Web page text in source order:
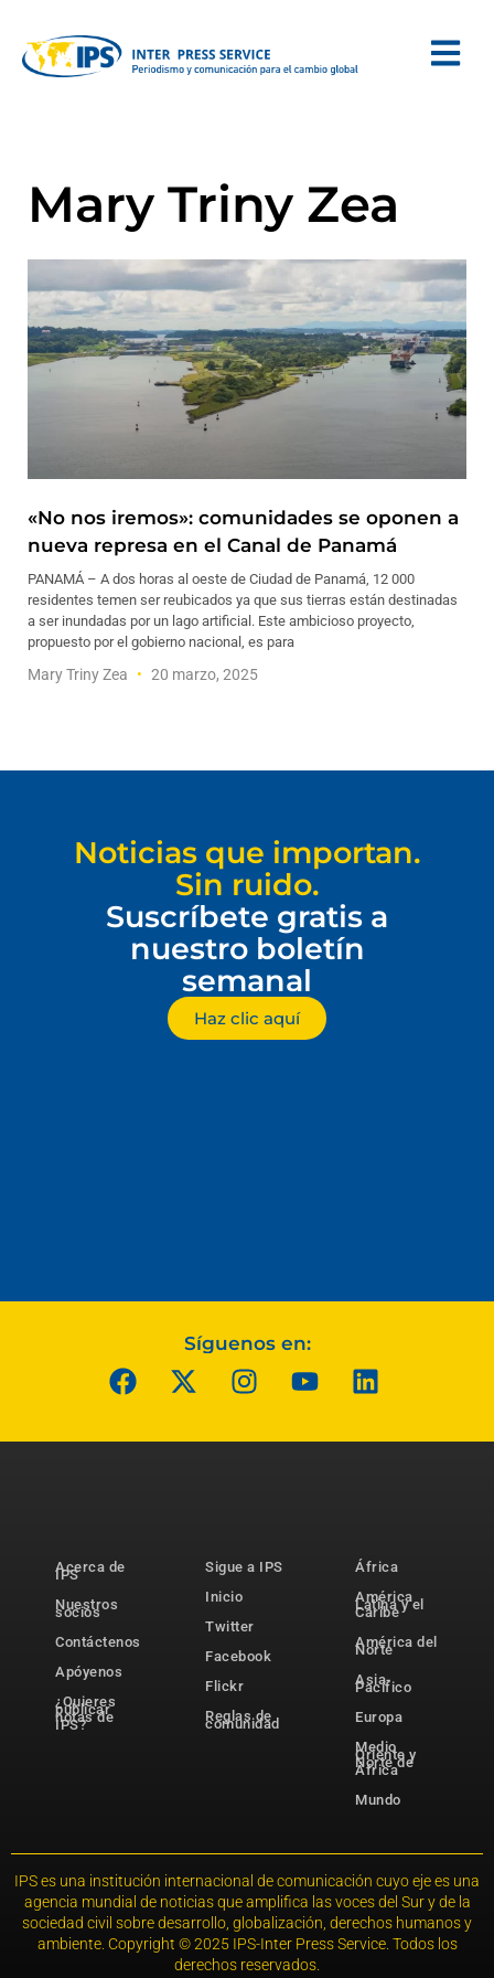
Mary Triny Zea
«No nos iremos»: comunidades se oponen a
nueva represa en el Canal de Panamá
PANAMÁ – A dos horas al oeste de Ciudad de Panamá, 12 000
residentes temen ser reubicados ya que sus tierras están destinadas
a ser inundadas por un lago artificial. Este ambicioso proyecto,
propuesto por el gobierno nacional, es para
Mary Triny Zea 20 marzo, 2025
Noticias que importan.
Sin ruido.
Suscríbete gratis a
nuestro boletín
semanal
Haz clic aquí
Síguenos en:
Acerca de
IPS
Nuestros
socios
Contáctenos
Apóyenos
¿Quieres
publicar
notas de
IPS?
Sigue a IPS
Inicio
Twitter
Facebook
Flickr
Reglas de
comunidad
África
América
Latina y el
Caribe
América del
Norte
Asia-
Pacífico
Europa
Medio
Oriente y
Norte de
África
Mundo
IPS es una institución internacional de comunicación cuyo eje es una
agencia mundial de noticias que amplifica las voces del Sur y de la
sociedad civil sobre desarrollo, globalización, derechos humanos y
ambiente. Copyright © 2025 IPS-Inter Press Service. Todos los
derechos reservados.